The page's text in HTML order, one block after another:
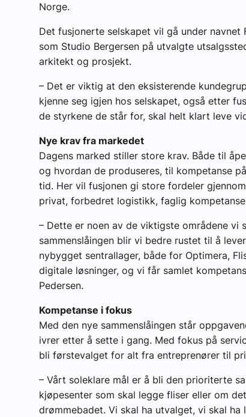
Norge.
Det fusjonerte selskapet vil gå under navnet
som Studio Bergersen på utvalgte
arkitekt og prosjekt.
– Det er viktig at den eksisterende
kjenne seg igjen hos selskapet, også etter
de styrkene de står for, skal helt klart leve
Nye krav fra markedet
Dagens marked stiller store krav. Både til
og hvordan de produseres, til kompetanse
tid. Her vil fusjonen gi store fordeler
privat, forbedret logistikk, faglig
– Dette er noen av de viktigste områdene vi
sammenslåingen blir vi bedre rustet til å
nybygget sentrallager, både for Optimera,
digitale løsninger, og vi får samlet
Pedersen.
Kompetanse i fokus
Med den nye sammenslåingen står
ivrer etter å sette i gang. Med fokus på
bli førstevalget for alt fra entreprenører til
– Vårt soleklare mål er å bli den prioriterte
kjøpesenter som skal legge fliser eller om
drømmebadet. Vi skal ha utvalget, vi skal